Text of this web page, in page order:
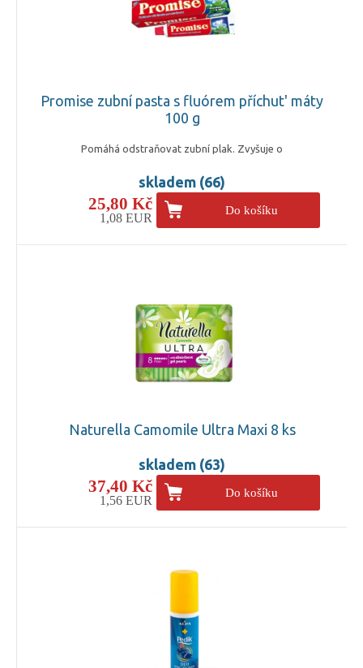
Promise zubní pasta s fluórem příchut' máty
100 g
Pomáhá odstraňovat zubní plak. Zvyšuje o
skladem (66)
25,80 Kč
1,08 EUR
Do košíku
Naturella Camomile Ultra Maxi 8 ks
skladem (63)
37,40 Kč
1,56 EUR
Do košíku